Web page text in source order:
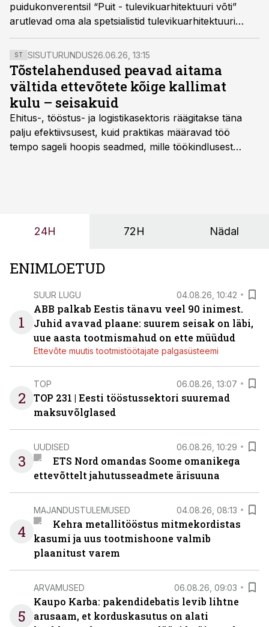
puidukonverentsil “Puit - tulevikuarhitektuuri võti”
arutlevad oma ala spetsialistid tulevikuarhitektuuri
väljakutsete ja võimaluste üle. Õhtu lõpus selguvad ka
Eesti aasta parimad puitehitised.
ST SISUTURUNDUS26.06.26, 13:15
Tõstelahendused peavad aitama
vältida ettevõtete kõige kallimat
kulu – seisakuid
Ehitus-, tööstus- ja logistikasektoris räägitakse täna
palju efektiivsusest, kuid praktikas määravad töö
tempo sageli hoopis seadmed, mille töökindlusest
24H 72H Nädal
ENIMLOETUD
1
SUUR LUGU 04.08.26, 10:42
ABB palkab Eestis tänavu veel 90 inimest.
Juhid avavad plaane: suurem seisak on läbi,
uue aasta tootmismahud on ette müüdud
Ettevõte muutis tootmistöötajate palgasüsteemi
2
TOP 06.08.26, 13:07
TOP 231 | Eesti tööstussektori suuremad
maksuvõlglased
3
UUDISED 06.08.26, 10:29
ETS Nord omandas Soome omanikega
ettevõttelt jahutusseadmete ärisuuna
4
MAJANDUSTULEMUSED 04.08.26, 08:13
Kehra metallitööstus mitmekordistas
kasumi ja uus tootmishoone valmib
plaanitust varem
5
ARVAMUSED 06.08.26, 09:03
Kaupo Karba: pakendidebatis levib lihtne
arusaam, et korduskasutus on alati